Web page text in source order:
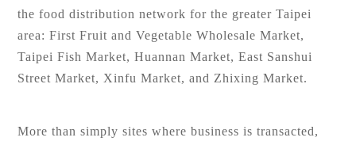
the food distribution network for the greater Taipei
area: First Fruit and Vegetable Wholesale Market,
Taipei Fish Market, Huannan Market, East Sanshui
Street Market, Xinfu Market, and Zhixing Market.
More than simply sites where business is transacted,